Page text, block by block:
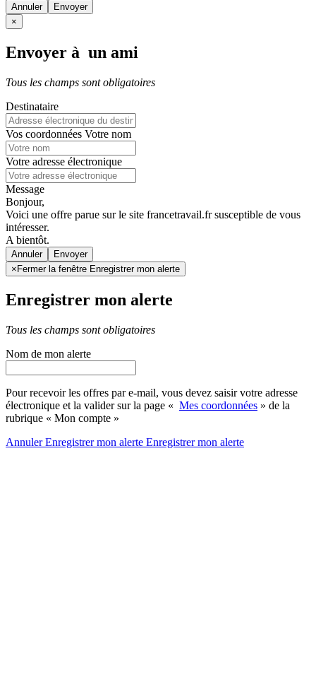
Annuler
×
Envoyer à un ami
Tous les champs sont obligatoires
Destinataire
Vos coordonnées Votre nom
Votre adresse électronique
Message
Bonjour,
Voici une offre parue sur le site francetravail.fr susceptible de vous
intéresser.
A bientôt.
Annuler
× Fermer la fenêtre Enregistrer mon alerte
Enregistrer mon alerte
Tous les champs sont obligatoires
Nom de mon alerte
Pour recevoir les offres par e-mail, vous devez saisir votre adresse
électronique et la valider sur la page « Mes coordonnées » de la
rubrique « Mon compte »
AnnulerEnregistrer mon alerte Enregistrermon alerte